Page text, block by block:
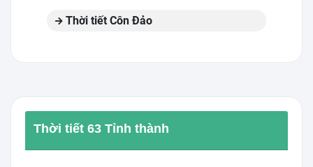
Thời tiết Côn Đảo
Thời tiết 63 Tỉnh thành